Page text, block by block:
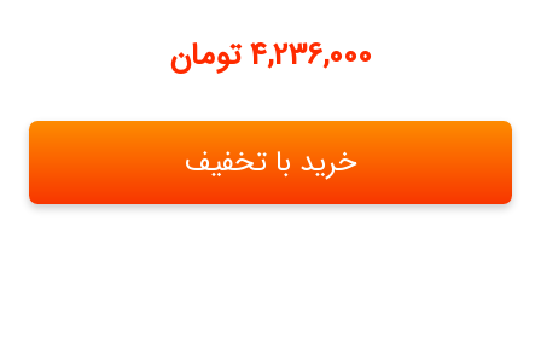
4,236,000 تومان
خرید با تخفیف